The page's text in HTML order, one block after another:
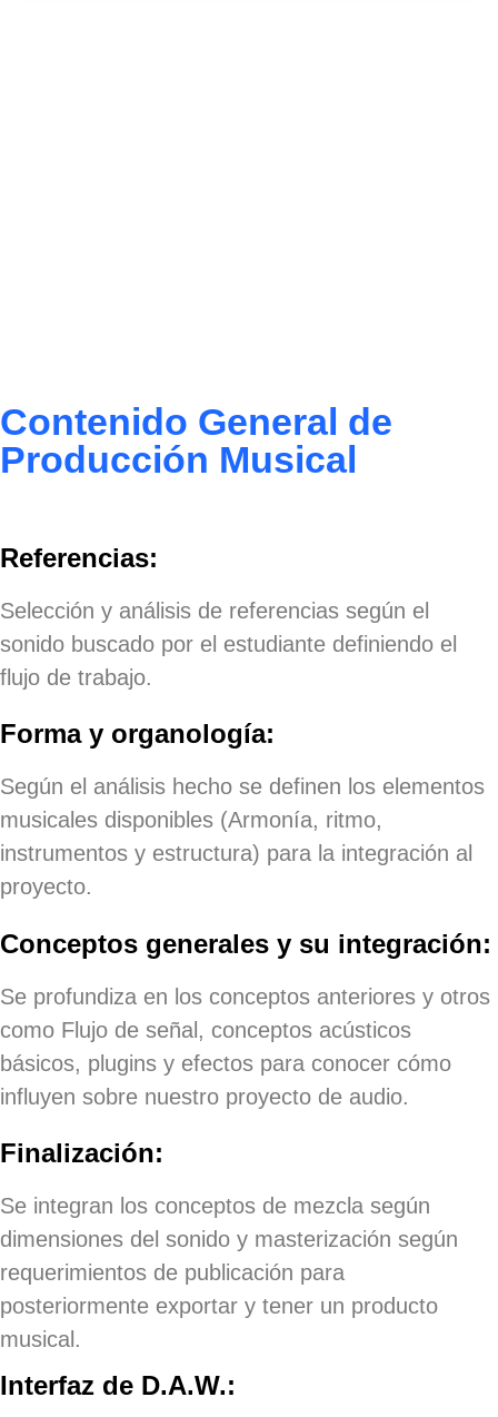
Contenido General de
Producción Musical
Referencias:
Selección y análisis de referencias según el
sonido buscado por el estudiante definiendo el
flujo de trabajo.
Forma y organología:
Según el análisis hecho se definen los elementos
musicales disponibles (Armonía, ritmo,
instrumentos y estructura) para la integración al
proyecto.
Conceptos generales y su integración:
Se profundiza en los conceptos anteriores y otros
como Flujo de señal, conceptos acústicos
básicos, plugins y efectos para conocer cómo
influyen sobre nuestro proyecto de audio.
Finalización:
Se integran los conceptos de mezcla según
dimensiones del sonido y masterización según
requerimientos de publicación para
posteriormente exportar y tener un producto
musical.
Interfaz de D.A.W.: